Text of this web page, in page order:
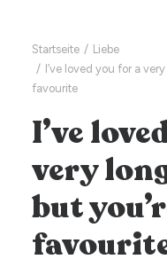
Startseite
Liebe
I’ve loved you for a
favourite
I’ve
very
but